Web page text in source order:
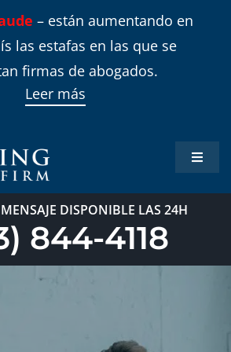
– están aumentando en
las estafas en las que se
firmas de abogados.
Leer más
Toggle
Inicio
DISPONIBLE LAS 24H
844-4118